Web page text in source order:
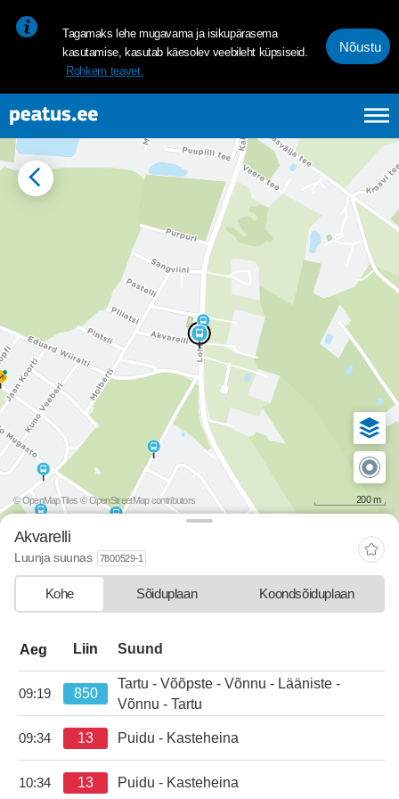
Tagamaks lehe mugavama ja isikupärasema
kasutamise, kasutab käesolev veebileht küpsiseid.
Rohkem teavet.
Nõustu
© OpenMapTiles © OpenStreetMap contributors 200 m
Akvarelli
Luunja suunas 7800529-1
Kohe Sõiduplaan Koondsõiduplaan
Aeg Liin Suund
09:19
kell 09:19.
850
Tartu - Võõpste - Võnnu - Lääniste -
Võnnu - Tartu
09:34
kell 09:34.
13 Puidu - Kasteheina
10:34
kell 10:34.
13 Puidu - Kasteheina